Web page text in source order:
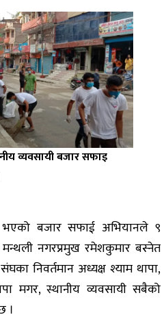
व्यवसायी बजार सफाइ
बजार सफाई अभियानले ९
नगरप्रमुख रमेशकुमार बस्नेत
निवर्तमान अध्यक्ष श्याम थापा,
मगर, स्थानीय व्यवसायी सबैको
।